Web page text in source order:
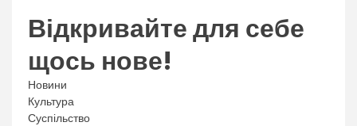
Відкривайте для себе
щось нове!
Новини
Культура
Суспільство